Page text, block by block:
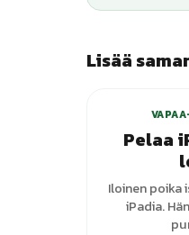
Lisää
Pelaa
Iloinen
iPadia.